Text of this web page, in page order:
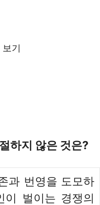
보기
하지 않은 것은?
과 번영을 도모하
이 벌이는 경쟁의